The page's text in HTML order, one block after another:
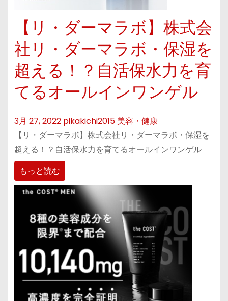
【リ・ダーマラボ】株式会
社リ・ダーマラボ・保湿を
超える！？自活保水力を育
てるオールインワンゲル
3月 27, 2022 pikakichi2015 美容・健康
【リ・ダーマラボ】株式会社リ・ダーマラボ・保湿を
超える！？自活保水力を育てるオールインワンゲル
もっと読む